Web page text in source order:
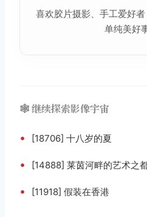
喜欢胶片摄影、手工爱好
单纯美好
🕸️ 继续探索影像宇宙
• [18706] 十八岁的夏
• [14888] 莱茵河畔的艺术之
• [11918] 假装在香港